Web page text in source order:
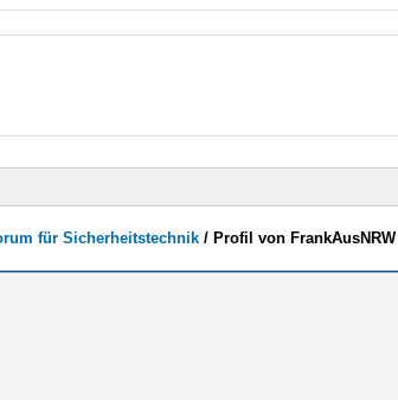
für Sicherheitstechnik / Profil von FrankAusNRW